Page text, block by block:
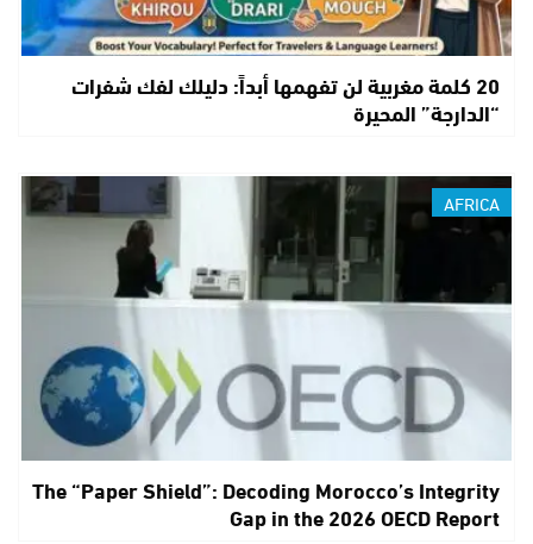
20 كلمة مغربية لن تفهمها أبداً: دليلك لفك شفرات
“الدارجة” المحيرة
AFRICA
The “Paper Shield”: Decoding Morocco’s Integrity
Gap in the 2026 OECD Report